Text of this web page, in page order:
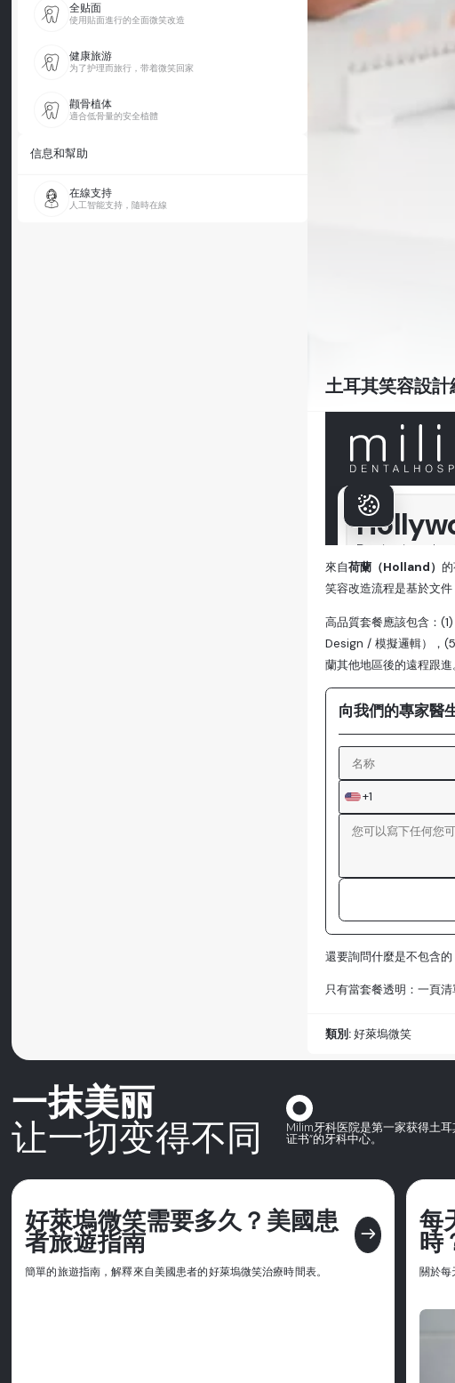
全贴面
使用貼面進行的全面微笑改造
健康旅游
为了护理而旅行，带着微笑回家
颧骨植体
適合低骨量的安全植體
信息和幫助
在線支持
人工智能支持，隨時在線
土耳其笑容設
來自荷蘭（Holland）
笑容改造流程是基於文件
高品質套餐應該包含：
Design / 模擬邏輯），
蘭其他地區後的遠程跟進
向我們的專家醫
+1
還要詢問什麼是不包含
只有當套餐透明：一頁
類別:好萊塢微笑
一抹美丽
让一切变得不同 Milim牙科医院是第一家获得土
证书”的牙科中心。
好萊塢微笑需要多久？美國患
者旅遊指南 east
簡單的旅遊指南，解釋來自美國患者的好萊塢微笑治療時間表。
每
時
關於每